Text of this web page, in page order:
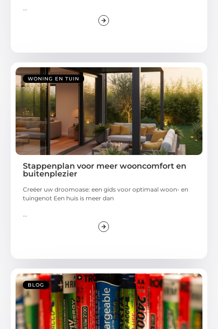
...
WONING EN TUIN
Stappenplan voor meer wooncomfort en
buitenplezier
Creëer uw droomoase: een gids voor optimaal woon- en
tuingenot Een huis is meer dan
BLOG